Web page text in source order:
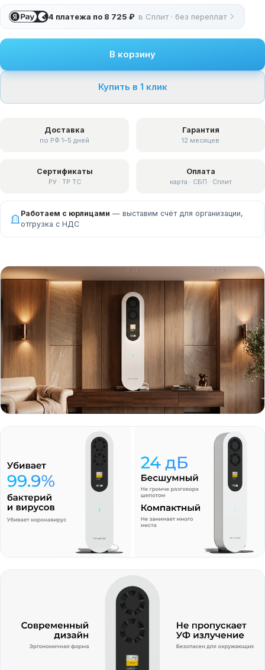
4 платежа по 8 725 ₽ в Сплит · без переплат
В корзину
Купить в 1 клик
Доставка
по РФ 1–5 дней
Гарантия
12 месяцев
Сертификаты
РУ · ТР ТС
Оплата
карта · СБП · Сплит
Работаем с юрлицами — выставим счёт для организации,
отгрузка с НДС